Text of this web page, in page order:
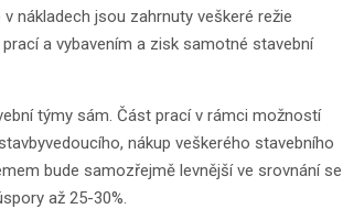
nákladech jsou zahrnuty veškeré režie
a vybavením a zisk samotné stavební
týmy sám. Část prací v rámci možností
nákup veškerého stavebního
bude samozřejmě levnější ve srovnání se
až 25-30%.